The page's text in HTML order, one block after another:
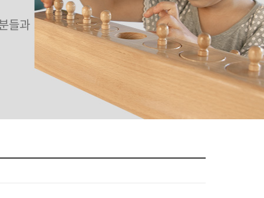
자세히 보기
자세히 보기
자세히 보기
자세히 보기
자세히 보기
들과